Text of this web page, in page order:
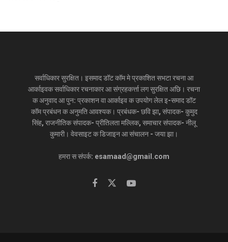
सर्वाधिकार सुरक्षित। इसमाद डॉट कॉम मे प्रकाशित सभटा रचना आ
आर्काइवक सर्वाधिकार रचनाकार आ संग्रहकर्त्ता लग सुरक्षित अछि। रचना
क अनुवाद आ पुन: प्रकाशन वा आर्काइव क उपयोग लेल इ-समाद डॉट
कॉम प्रबंधन क अनुमति आवश्यक। प्रबंधक- छवि झा, संपादक- कुमुद
सिंह, राजनीतिक संपादक- प्रीतिलता मल्लिक, समाचार संपादक- नीलू
कुमारी। वेवसाइट क डिजाइन आ संचालन - जया झा।
हमरा स संपर्क: esamaad@gmail.com